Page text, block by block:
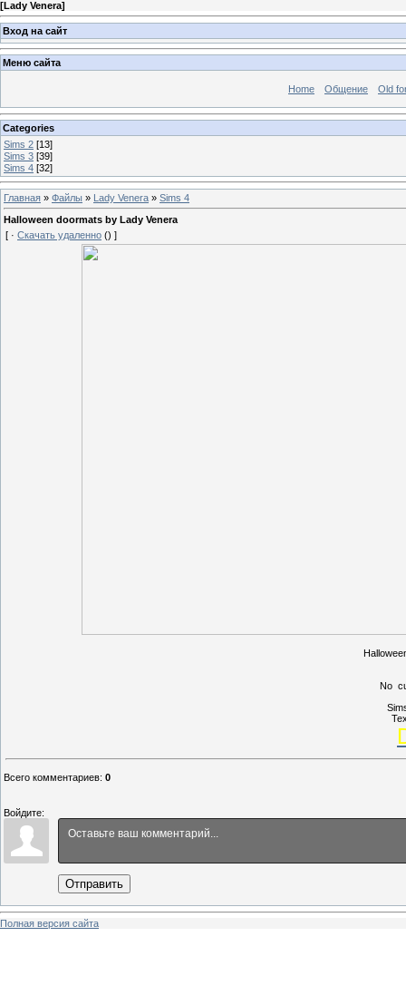
[Lady Venera]
Вход на сайт
Меню сайта
Home Общение Old
Categories
Sims 2 [13]
Sims 3 [39]
Sims 4 [32]
Главная » Файлы » Lady Venera » Sims 4
Halloween doormats by Lady Venera
[ · Скачать удаленно () ]
No
Всего комментариев: 0
Войдите:
Отправить
Полная версия сайта